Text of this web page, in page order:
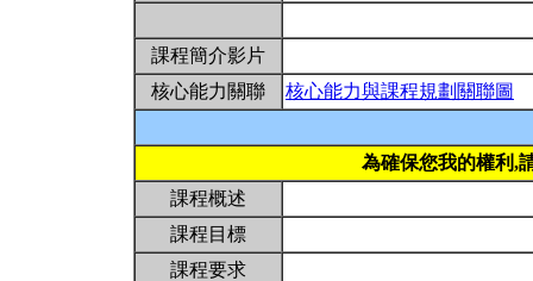
課程簡介影片
核心能力關聯
核心能力與課程規劃關聯圖
為確保您我的權利,
課程概述
課程目標
課程要求